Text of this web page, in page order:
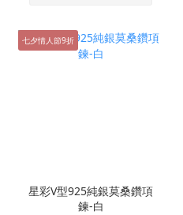
七夕情人節9折
星彩V型925純銀莫桑鑽項
鍊-白